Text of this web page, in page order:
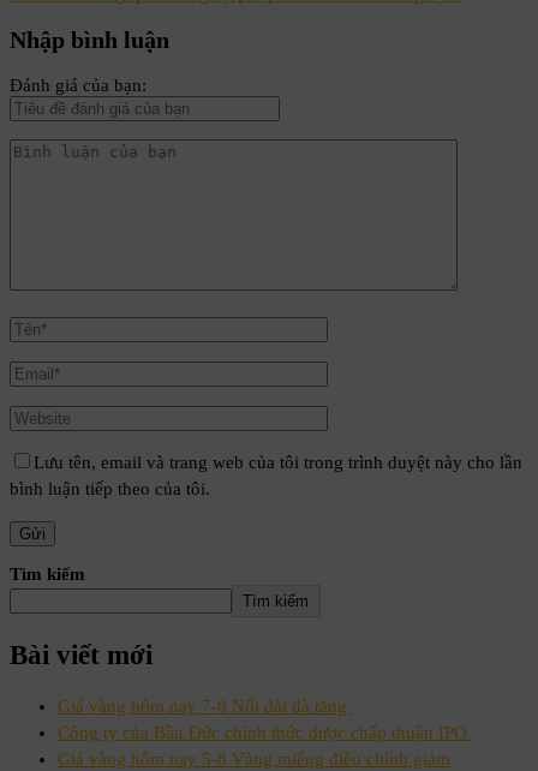
Nhập bình luận
Đánh giá của bạn:
Lưu tên, email và trang web của tôi trong trình duyệt này cho lần
bình luận tiếp theo của tôi.
Tìm kiếm
Tìm kiếm
Bài viết mới
Giá vàng hôm nay 7-8 Nối dài đà tăng
Công ty của Bầu Đức chính thức được chấp thuận IPO
Giá vàng hôm nay 5-8 Vàng miếng điều chỉnh giảm